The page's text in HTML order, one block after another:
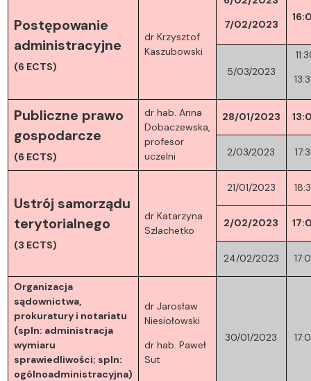
Postępowanie
administracyjne
(6 ECTS)
dr Krzysztof
Kaszubowski
7/02/2023
5/03/2023
Publiczne prawo
gospodarcze
(6 ECTS)
dr hab. Anna
Dobaczewska,
profesor
uczelni
28/01/2023
2/03/2023
Ustrój samorządu
terytorialnego
(3 ECTS)
dr Katarzyna
Szlachetko
21/01/2023
2/02/2023
24/02/2023
Organizacja
sądownictwa,
prokuratury i notariatu
(spln: administracja
wymiaru
sprawiedliwości; spln:
ogólnoadministracyjna)
dr Jarosław
Niesiołowski
dr hab. Paweł
Sut
30/01/2023